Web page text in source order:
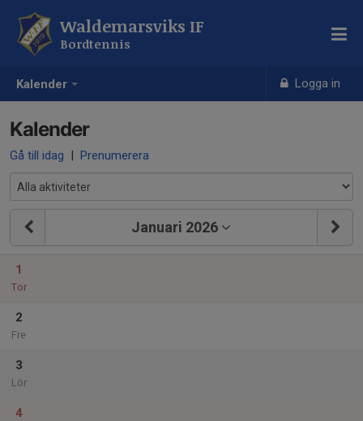
Kalender Logga in
Waldemarsviks IF
Bordtennis
Kalender
Gå till idag | Prenumerera
Januari 2026
1
Tor
2
Fre
3
Lör
4